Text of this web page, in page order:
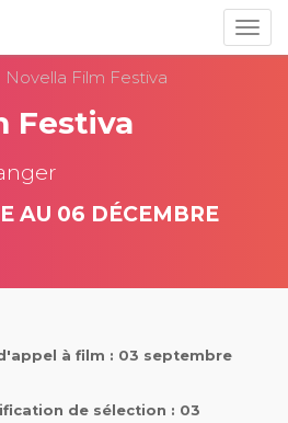
Novella Film Festiva
Festiva
AU 06 DÉCEMBRE
à film : 03 septembre
de sélection : 03